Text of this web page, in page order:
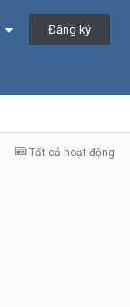
Đăng ký
Tất cả hoạt động